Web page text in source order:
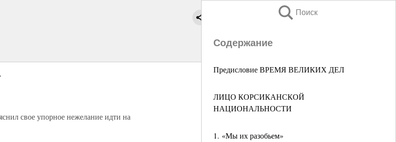
Поиск
Содержание
Предисловие ВРЕМЯ ВЕЛИКИХ ДЕЛ
ЛИЦО КОРСИКАНСКОЙ
НАЦИОНАЛЬНОСТИ
1. «Мы их разобьем»
свое упорное нежелание идти на